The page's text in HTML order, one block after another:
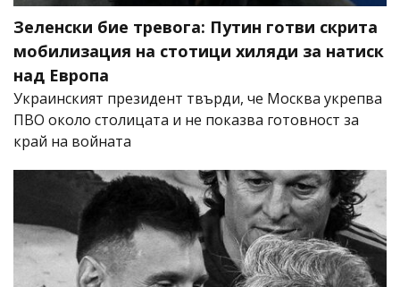
Зеленски бие тревога: Путин готви скрита
мобилизация на стотици хиляди за натиск
над Европа
Украинският президент твърди, че Москва укрепва
ПВО около столицата и не показва готовност за
край на войната